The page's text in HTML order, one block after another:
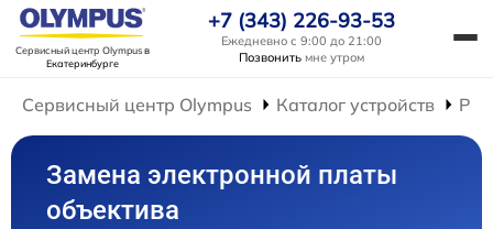
Сервисный центр Olympusв
Екатеринбурге
+7 (343) 226-93-53
Ежедневно с 9:00 до 21:00
Позвонить мне утром
Сервисный центр Olympus Каталог устройств
Замена электронной платы
объектива